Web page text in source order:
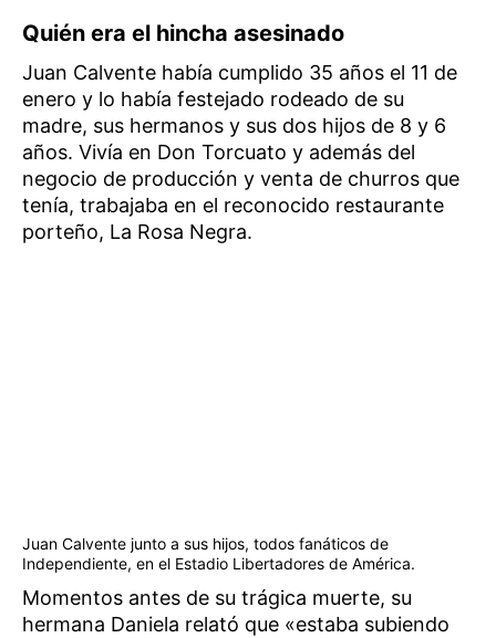
Quién era el hincha asesinado
Juan Calvente había cumplido 35 años el 11 de
enero y lo había festejado rodeado de su
madre, sus hermanos y sus dos hijos de 8 y 6
años. Vivía en Don Torcuato y además del
negocio de producción y venta de churros que
tenía, trabajaba en el reconocido restaurante
porteño, La Rosa Negra.
Juan Calvente junto a sus hijos, todos fanáticos de
Independiente, en el Estadio Libertadores de América.
Momentos antes de su trágica muerte, su
hermana Daniela relató que «estaba subiendo